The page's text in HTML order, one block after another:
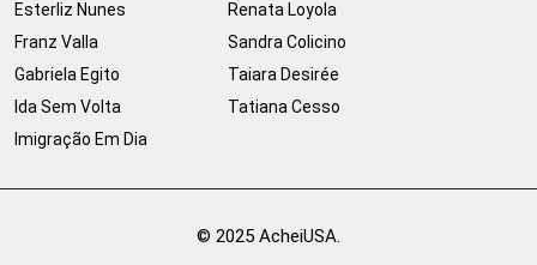
Esterliz Nunes
Franz Valla
Gabriela Egito
Ida Sem Volta
Imigração Em Dia
Renata Loyola
Sandra Colicino
Taiara Desirée
Tatiana Cesso
© 2025 AcheiUSA.